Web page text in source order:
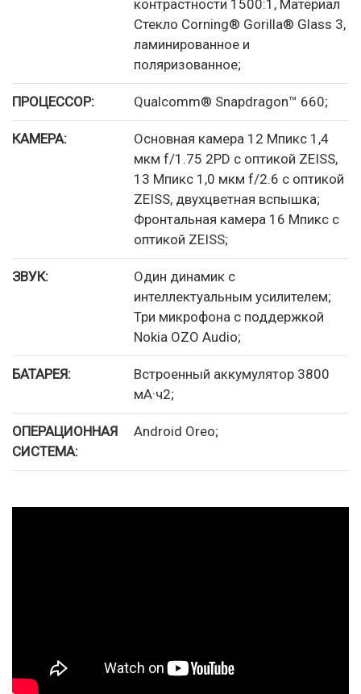
контрастности 1500:1, Материал
Стекло Corning® Gorilla® Glass 3,
ламинированное и
поляризованное;
ПРОЦЕССОР: Qualcomm® Snapdragon™ 660;
КАМЕРА:
Основная камера 12 Мпикс 1,4
мкм f/1.75 2PD с оптикой ZEISS,
13 Мпикс 1,0 мкм f/2.6 с оптикой
ZEISS, двухцветная вспышка;
Фронтальная камера 16 Мпикс с
оптикой ZEISS;
ЗВУК:
Один динамик с
интеллектуальным усилителем;
Три микрофона с поддержкой
Nokia OZO Audio;
БАТАРЕЯ:
Встроенный аккумулятор 3800
мА·ч2;
ОПЕРАЦИОННАЯ
СИСТЕМА:
Android Oreo;